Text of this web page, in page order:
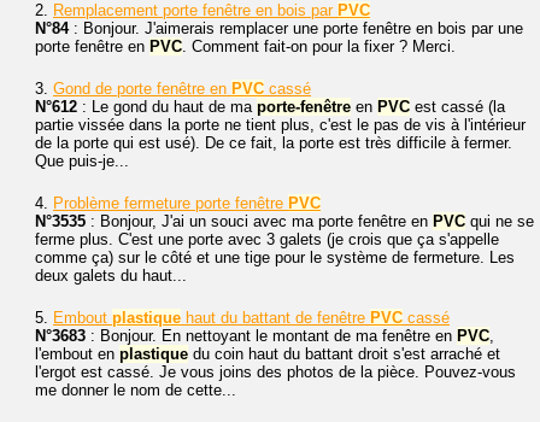
2. Remplacement porte fenêtre en bois par PVC
N°84: Bonjour. J'aimerais remplacer une porte fenêtre en bois par une
porte fenêtre en PVC. Comment fait-on pour la fixer ? Merci.
3. Gond de porte fenêtre en PVC cassé
N°612 : Le gond du haut de ma porte-fenêtre en PVC est cassé (la
partie vissée dans la porte ne tient plus, c'est le pas de vis à l'intérieur
de la porte qui est usé). De ce fait, la porte est très difficile à fermer.
Que puis-je...
4. Problème fermeture porte fenêtre PVC
N°3535 : Bonjour, J'ai un souci avec ma porte fenêtre en PVC qui ne se
ferme plus. C'est une porte avec 3 galets (je crois que ça s'appelle
comme ça) sur le côté et une tige pour le système de fermeture. Les
deux galets du haut...
5. Embout plastique haut du battant de fenêtre PVC cassé
N°3683 : Bonjour. En nettoyant le montant de ma fenêtre en PVC,
l'embout en plastique du coin haut du battant droit s'est arraché et
l'ergot est cassé. Je vous joins des photos de la pièce. Pouvez-vous
me donner le nom de cette...